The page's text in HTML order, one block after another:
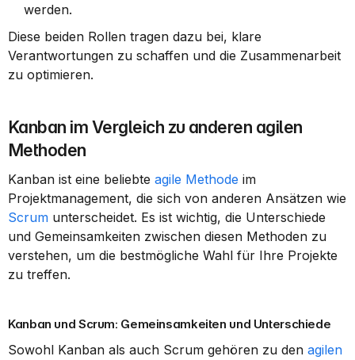
werden.
Diese beiden Rollen tragen dazu bei, klare
Verantwortungen zu schaffen und die Zusammenarbeit
zu optimieren.
Kanban im Vergleich zu anderen agilen
Methoden
Kanban ist eine beliebte agile Methode im
Scrum unterscheidet. Es ist wichtig, die Unterschiede
und Gemeinsamkeiten zwischen diesen Methoden zu
verstehen, um die bestmögliche Wahl für Ihre Projekte
zu treffen.
Kanban und Scrum: Gemeinsamkeiten und Unterschiede
Sowohl Kanban als auch Scrum gehören zu den agilen